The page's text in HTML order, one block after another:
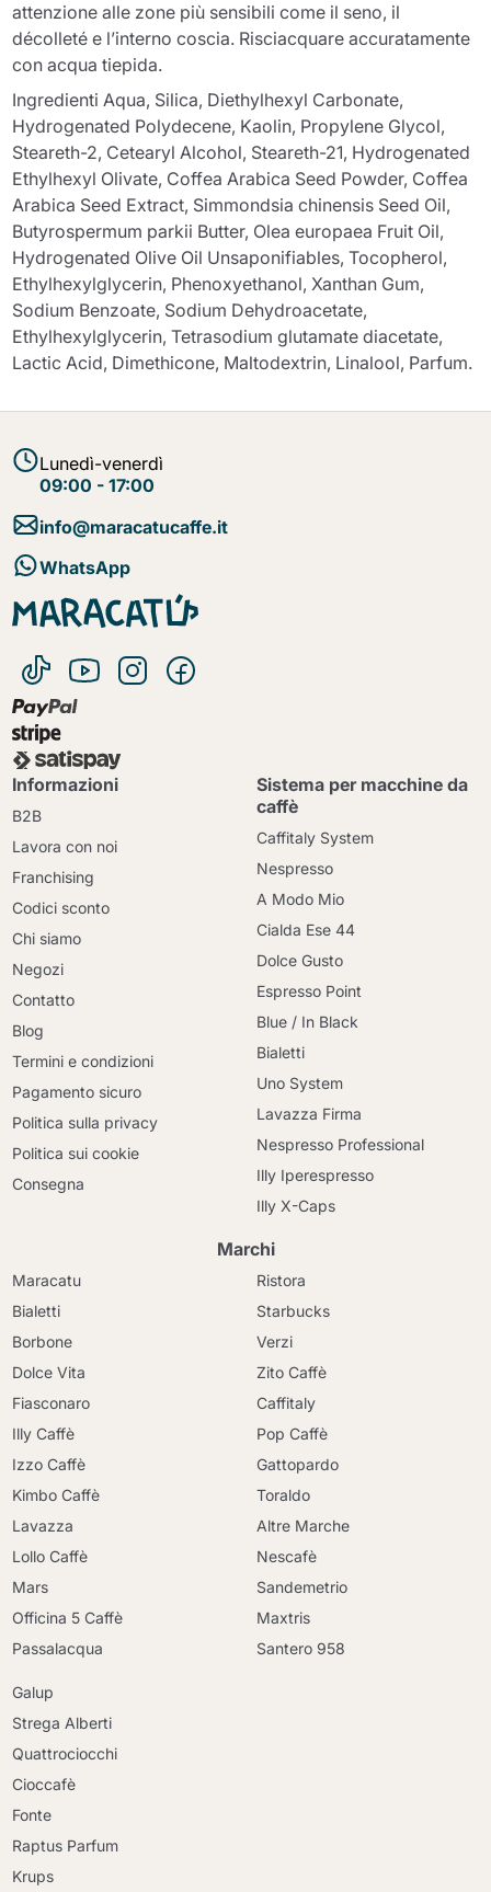
attenzione alle zone più sensibili come il seno, il
décolleté e l’interno coscia. Risciacquare accuratamente
con acqua tiepida.
Ingredienti Aqua, Silica, Diethylhexyl Carbonate,
Hydrogenated Polydecene, Kaolin, Propylene Glycol,
Steareth-2, Cetearyl Alcohol, Steareth-21, Hydrogenated
Ethylhexyl Olivate, Coffea Arabica Seed Powder, Coffea
Arabica Seed Extract, Simmondsia chinensis Seed Oil,
Butyrospermum parkii Butter, Olea europaea Fruit Oil,
Hydrogenated Olive Oil Unsaponifiables, Tocopherol,
Ethylhexylglycerin, Phenoxyethanol, Xanthan Gum,
Sodium Benzoate, Sodium Dehydroacetate,
Ethylhexylglycerin, Tetrasodium glutamate diacetate,
Lactic Acid, Dimethicone, Maltodextrin, Linalool, Parfum.
Lunedì-venerdì
09:00 - 17:00
info@maracatucaffe.it
WhatsApp
Informazioni
B2B
Lavora con noi
Franchising
Codici sconto
Chi siamo
Negozi
Contatto
Blog
Termini e condizioni
Pagamento sicuro
Politica sulla privacy
Politica sui cookie
Consegna
Sistema per macchine da
caffè
Caffitaly System
Nespresso
A Modo Mio
Cialda Ese 44
Dolce Gusto
Espresso Point
Blue / In Black
Bialetti
Uno System
Lavazza Firma
Nespresso Professional
Illy Iperespresso
Illy X-Caps
Marchi
Maracatu
Bialetti
Borbone
Dolce Vita
Fiasconaro
Illy Caffè
Izzo Caffè
Kimbo Caffè
Lavazza
Lollo Caffè
Mars
Officina 5 Caffè
Passalacqua
Ristora
Starbucks
Verzi
Zito Caffè
Caffitaly
Pop Caffè
Gattopardo
Toraldo
Altre Marche
Nescafè
Sandemetrio
Maxtris
Santero 958
Galup
Strega Alberti
Quattrociocchi
Cioccafè
Fonte
Raptus Parfum
Krups